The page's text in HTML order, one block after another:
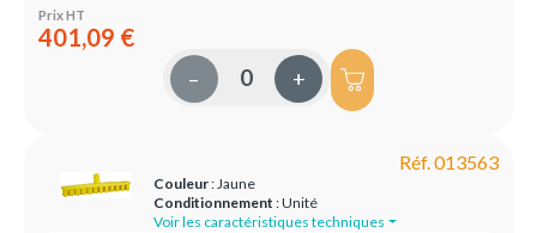
Prix HT
401,09 €
– +
Réf. 013563
Couleur: Jaune
Conditionnement : Unité
Voir les caractéristiques techniques